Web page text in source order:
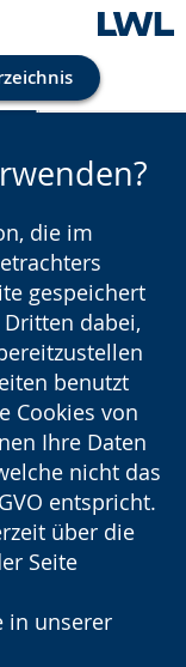
die im
gespeichert
dabei,
benutzt
Cookies von
Ihre Daten
nicht das
entspricht.
über die
Seite
in unserer